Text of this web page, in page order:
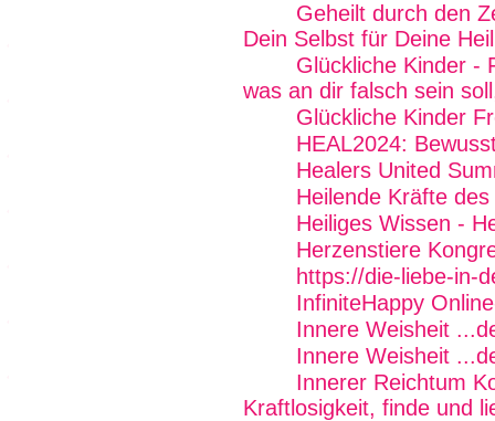
Geheilt durch den
Dein Selbst für Deine
Glückliche Kinder -
was an dir falsch sein
Glückliche Kinder
HEAL2024:
Healers United
Heilende Kräfte des
Heiliges Wissen -
Herzenstiere
https://die-liebe-in-
InfiniteHappy
Innere Weisheit
Innere Weisheit
Innerer Reichtum
Kraftlosigkeit, finde und